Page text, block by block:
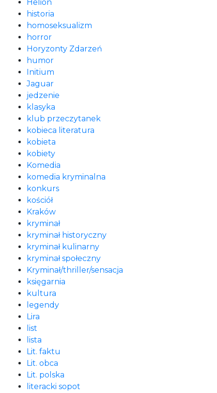
Helion
historia
homoseksualizm
horror
Horyzonty Zdarzeń
humor
Initium
Jaguar
jedzenie
klasyka
klub przeczytanek
kobieca literatura
kobieta
kobiety
Komedia
komedia kryminalna
konkurs
kościół
Kraków
kryminał
kryminał historyczny
kryminał kulinarny
kryminał społeczny
Kryminał/thriller/sensacja
księgarnia
kultura
legendy
Lira
list
lista
Lit. faktu
Lit. obca
Lit. polska
literacki sopot